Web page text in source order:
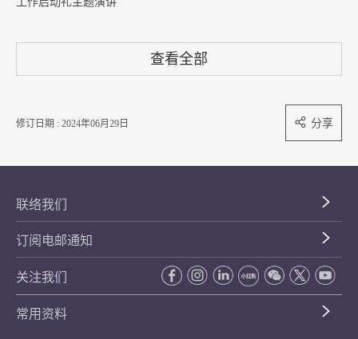
查看全部
修订日期 : 2024年06月29日 分享
联络我们
订阅电邮通知
关注我们
常用资料